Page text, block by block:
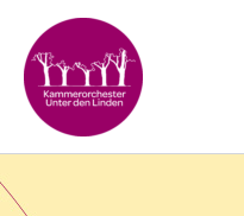
Inhalt
springen